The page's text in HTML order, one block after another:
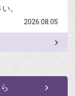
。
2026.08.05